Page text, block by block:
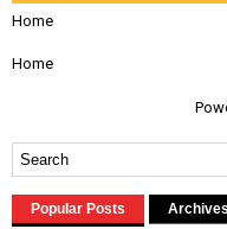
Home
Home
Popular Posts Archives